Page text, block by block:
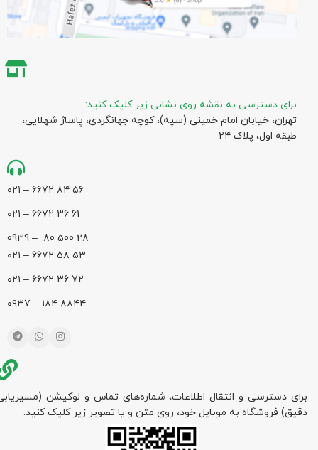
برای دسترسی به نقشه روی نشانی زیر کلیک کنید:
تهران، خیابان امام خمینی (سپه)، کوچه جهانگردی،‌ پاساژ شهلایی،
طبقه اول، پلاک ۲۴
۵۶ ۸۴ ۶۶۷۲ – ۰۲۱
61 36 ۶۶۷۲ – ۰۲۱
28 500 80 – 0939
۵۳ ۵۸ ۶۶۷۲ – ۰۲۱
72 36 ۶۶۷۲ – ۰۲۱
۸۸۴۴ ۱۸۴ – ۰۹۳۷
برای دسترسی و انتقال اطلاعات، شماره‌های تماس و لوکیشن
دقیق) فروشگاه به موبایل خود، روی متن و یا تصویر زیر کلیک کنید.